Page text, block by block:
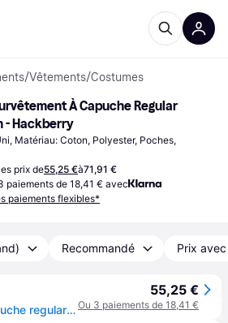
/Vêtements/Costumes
À Capuche Regular
- Hackberry
Matériau: Coton, Polyester, Poches,
prix de55,25 €à71,91 €
paiements de 18,41 € avec
paiements flexibles*
Recommandé Prix
Survêtement à capuche regular fit Lonsdale Hackberry - Vert
55,25 €
Ou 3 paiements de 18,41 €